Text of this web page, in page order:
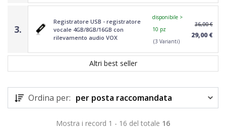
3.
Registratore USB - registratore
vocale 4GB/8GB/16GB con
rilevamento audio VOX
disponibile >
10 pz
(3 Varianti)
36,00 €
29,00 €
Altri best seller
Ordina per: per posta raccomandata
Mostra i record 1 - 16 del totale 16